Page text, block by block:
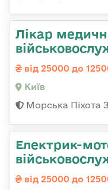
Лікар
від 25000 до
Київ
Морська Піхота
Електрик-
від 25000 до